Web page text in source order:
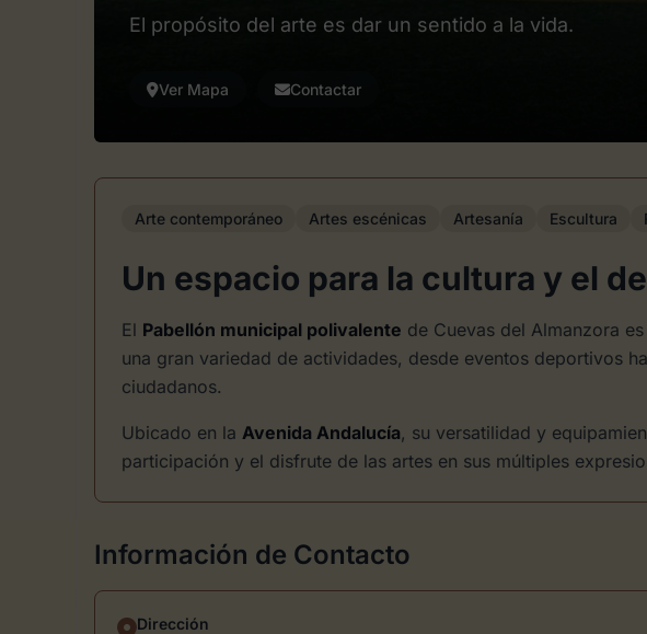
El propósito del arte es dar un sentido a la vida.
Ver Mapa Contactar
Arte contemporáneo Artes escénicas Artesanía Escultura
Un espacio para la cultura y el
El Pabellón municipal polivalente de Cuevas del Almanzora
una gran variedad de actividades, desde eventos deportivos
ciudadanos.
Ubicado en la Avenida Andalucía, su versatilidad y
participación y el disfrute de las artes en sus múltiples
Información de Contacto
Dirección